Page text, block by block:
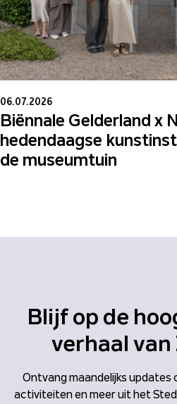
06.07.2026
Biënnale Gelderland x
hedendaagse
de museumtuin
Blijf op de
verhaal
Ontvang maandelijks
activiteiten en meer uit het